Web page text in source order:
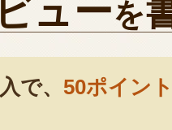
ューを
で、 50ポイン